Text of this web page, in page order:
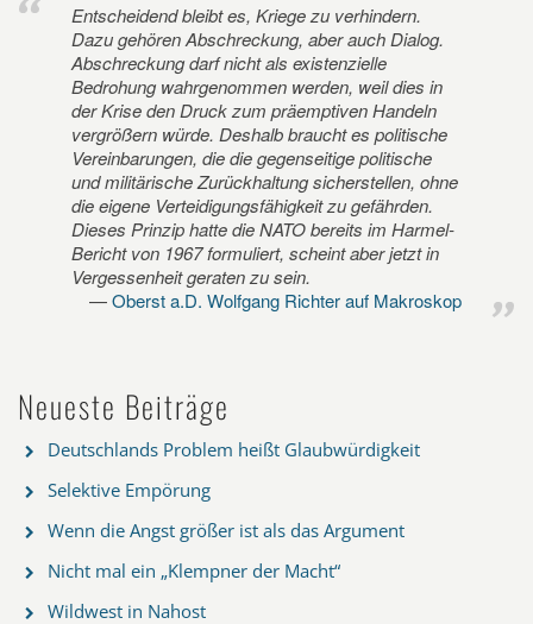
Entscheidend bleibt es, Kriege zu verhindern.
Dazu gehören Abschreckung, aber auch Dialog.
Abschreckung darf nicht als existenzielle
Bedrohung wahrgenommen werden, weil dies in
der Krise den Druck zum präemptiven Handeln
vergrößern würde. Deshalb braucht es politische
Vereinbarungen, die die gegenseitige politische
und militärische Zurückhaltung sicherstellen, ohne
die eigene Verteidigungsfähigkeit zu gefährden.
Dieses Prinzip hatte die NATO bereits im Harmel-
Bericht von 1967 formuliert, scheint aber jetzt in
Vergessenheit geraten zu sein.
Oberst a.D. Wolfgang Richter auf Makroskop
Neueste Beiträge
Deutschlands Problem heißt Glaubwürdigkeit
Selektive Empörung
Wenn die Angst größer ist als das Argument
Nicht mal ein „Klempner der Macht“
Wildwest in Nahost